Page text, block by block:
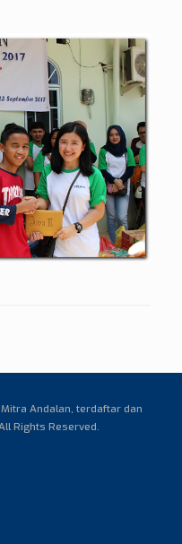
Andalan, terdaftar dan
Rights Reserved.